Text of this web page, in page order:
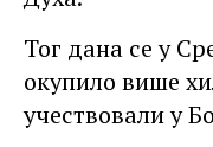
Тог дана се у
окупило више
учествовали у